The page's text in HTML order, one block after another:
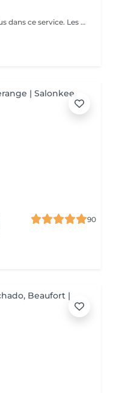
Deux décorations (NailArts) sont inclus dans ce service. Les prix peuvent varier en fonction des décorations supplémentaires.
90